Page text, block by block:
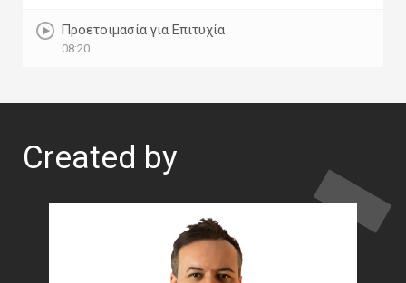
Προετοιμασία για Επιτυχία
08:20
Created by